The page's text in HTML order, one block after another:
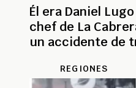
Él era Daniel
chef de La
un accidente de
REGIONES